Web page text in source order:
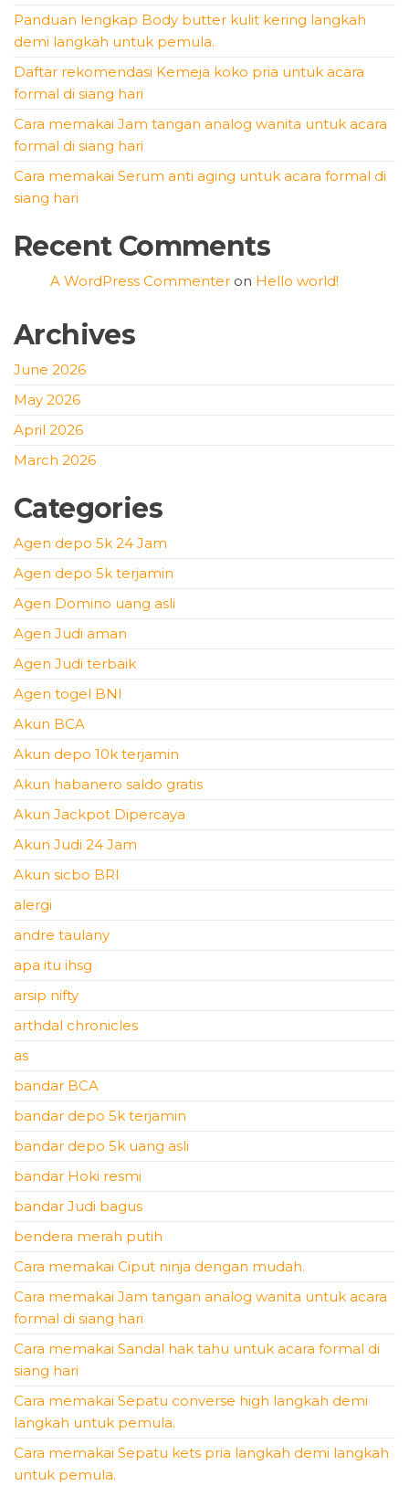
Panduan lengkap Body butter kulit kering langkah
demi langkah untuk pemula.
Daftar rekomendasi Kemeja koko pria untuk acara
formal di siang hari
Cara memakai Jam tangan analog wanita untuk acara
formal di siang hari
Cara memakai Serum anti aging untuk acara formal di
siang hari
Recent Comments
A WordPress Commenter on Hello world!
Archives
June 2026
May 2026
April 2026
March 2026
Categories
Agen depo 5k 24 Jam
Agen depo 5k terjamin
Agen Domino uang asli
Agen Judi aman
Agen Judi terbaik
Agen togel BNI
Akun BCA
Akun depo 10k terjamin
Akun habanero saldo gratis
Akun Jackpot Dipercaya
Akun Judi 24 Jam
Akun sicbo BRI
alergi
andre taulany
apa itu ihsg
arsip nifty
arthdal chronicles
as
bandar BCA
bandar depo 5k terjamin
bandar depo 5k uang asli
bandar Hoki resmi
bandar Judi bagus
bendera merah putih
Cara memakai Ciput ninja dengan mudah.
Cara memakai Jam tangan analog wanita untuk acara
formal di siang hari
Cara memakai Sandal hak tahu untuk acara formal di
siang hari
Cara memakai Sepatu converse high langkah demi
langkah untuk pemula.
Cara memakai Sepatu kets pria langkah demi langkah
untuk pemula.